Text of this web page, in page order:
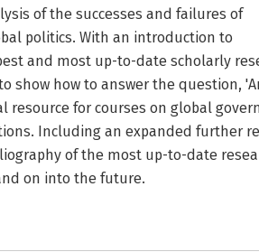
of the successes and failures of
politics. With an introduction to
and most up-to-date scholarly
how to answer the question,
resource for courses on global
Including an expanded further
of the most up-to-date
on into the future.